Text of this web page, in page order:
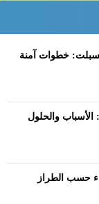
خطوات آمنة
الأسباب والحلول
حسب الطراز